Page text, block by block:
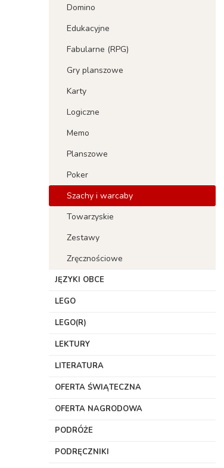
Domino
Edukacyjne
Fabularne (RPG)
Gry planszowe
Karty
Logiczne
Memo
Planszowe
Poker
Szachy i warcaby
Towarzyskie
Zestawy
Zręcznościowe
JĘZYKI OBCE
LEGO
LEGO(R)
LEKTURY
LITERATURA
OFERTA ŚWIĄTECZNA
OFERTA NAGRODOWA
PODRÓŻE
PODRĘCZNIKI